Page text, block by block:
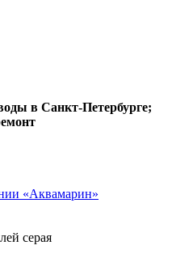
в Санкт-Петербурге;
«Аквамарин»
серая